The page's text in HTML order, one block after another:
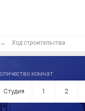
Ход строительства
комнат
Студия 1 2